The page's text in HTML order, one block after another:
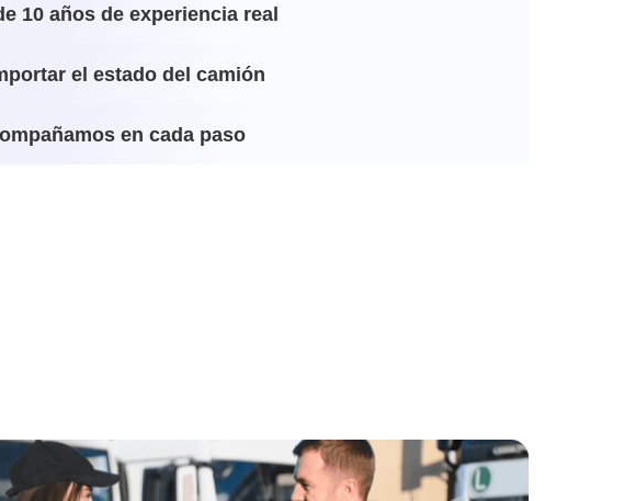
10 años de experiencia real
el estado del camión
en cada paso